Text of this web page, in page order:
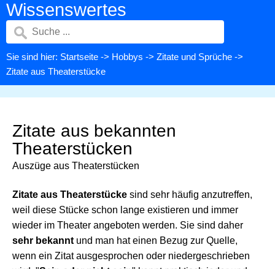
Wissenswertes
Sie sind hier: Startseite -> Hobbys -> Zitate und Sprüche ->
Zitate aus Theaterstücke
Zitate aus bekannten
Theaterstücken
Auszüge aus Theaterstücken
Zitate aus Theaterstücke sind sehr häufig anzutreffen,
weil diese Stücke schon lange existieren und immer
wieder im Theater angeboten werden. Sie sind daher
sehr bekannt und man hat einen Bezug zur Quelle,
wenn ein Zitat ausgesprochen oder niedergeschrieben